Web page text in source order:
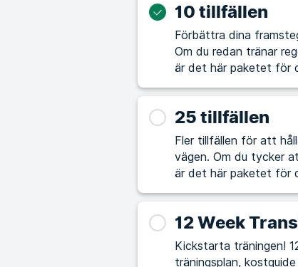
10 tillfällen
Förbättra dina
Om du redan tränar
är det här paketet för
25 tillfällen
Fler tillfällen för att
vägen. Om du tycker att det är utmanande att själv lägga upp träningspass
är det här paketet för
12 Week
Kickstarta träningen!
träningsplan,